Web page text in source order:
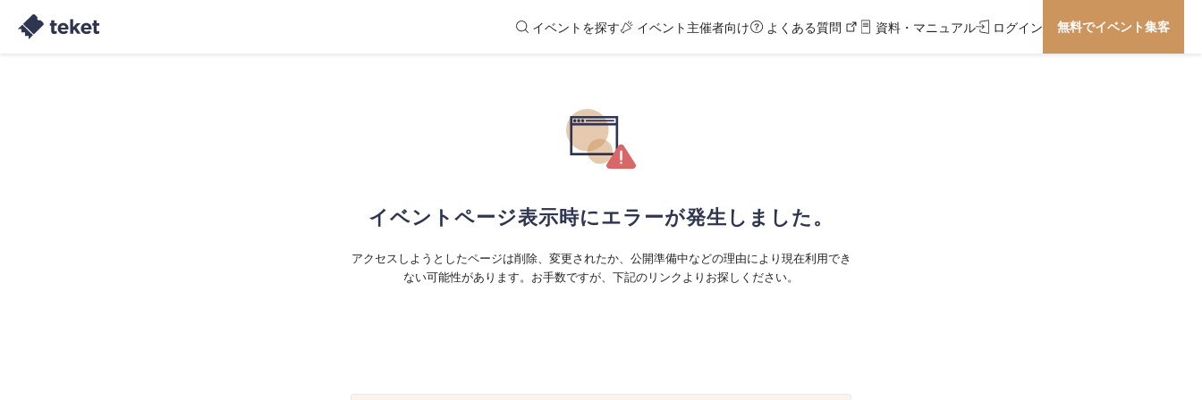
イベントを探す イベント主催者向け よくある質問 資料・マニュアル ログイン 無料でイベント集客
イベントページ表示時にエラーが発生しました。
アクセスしようとしたページは削除、変更されたか、公開準備中などの理由により現在利用でき
ない可能性があります。お手数ですが、下記のリンクよりお探しください。